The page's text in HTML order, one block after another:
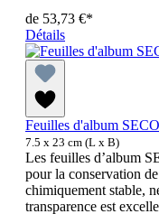
de 53,73 €*
Détails
Feuilles d'album
7.5 x 23 cm (L x B)
Les feuilles d’album
pour la conservation
chimiquement stable,
transparence est